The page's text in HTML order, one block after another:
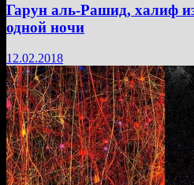
Гарун аль-Рашид, халиф
одной ночи
12.02.2018